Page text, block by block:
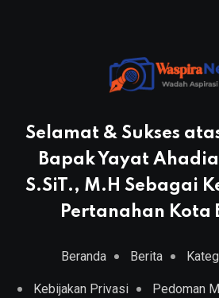
Selamat & Sukses
Bapak Yayat
S.SiT., M.H Sebagai
Pertanahan Kota
Beranda Berita
Kebijakan Privasi Pedoman